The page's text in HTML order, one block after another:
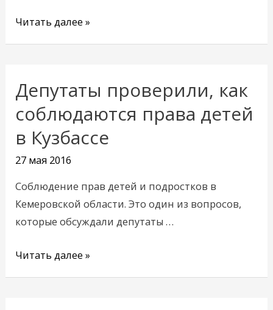
Читать далее »
Депутаты проверили, как
соблюдаются права детей
в Кузбассе
27 мая 2016
Соблюдение прав детей и подростков в
Кемеровской области. Это один из вопросов,
которые обсуждали депутаты …
Депутаты
проверили,
как
соблюдаются
права
в
Кузбассе
Читать далее »